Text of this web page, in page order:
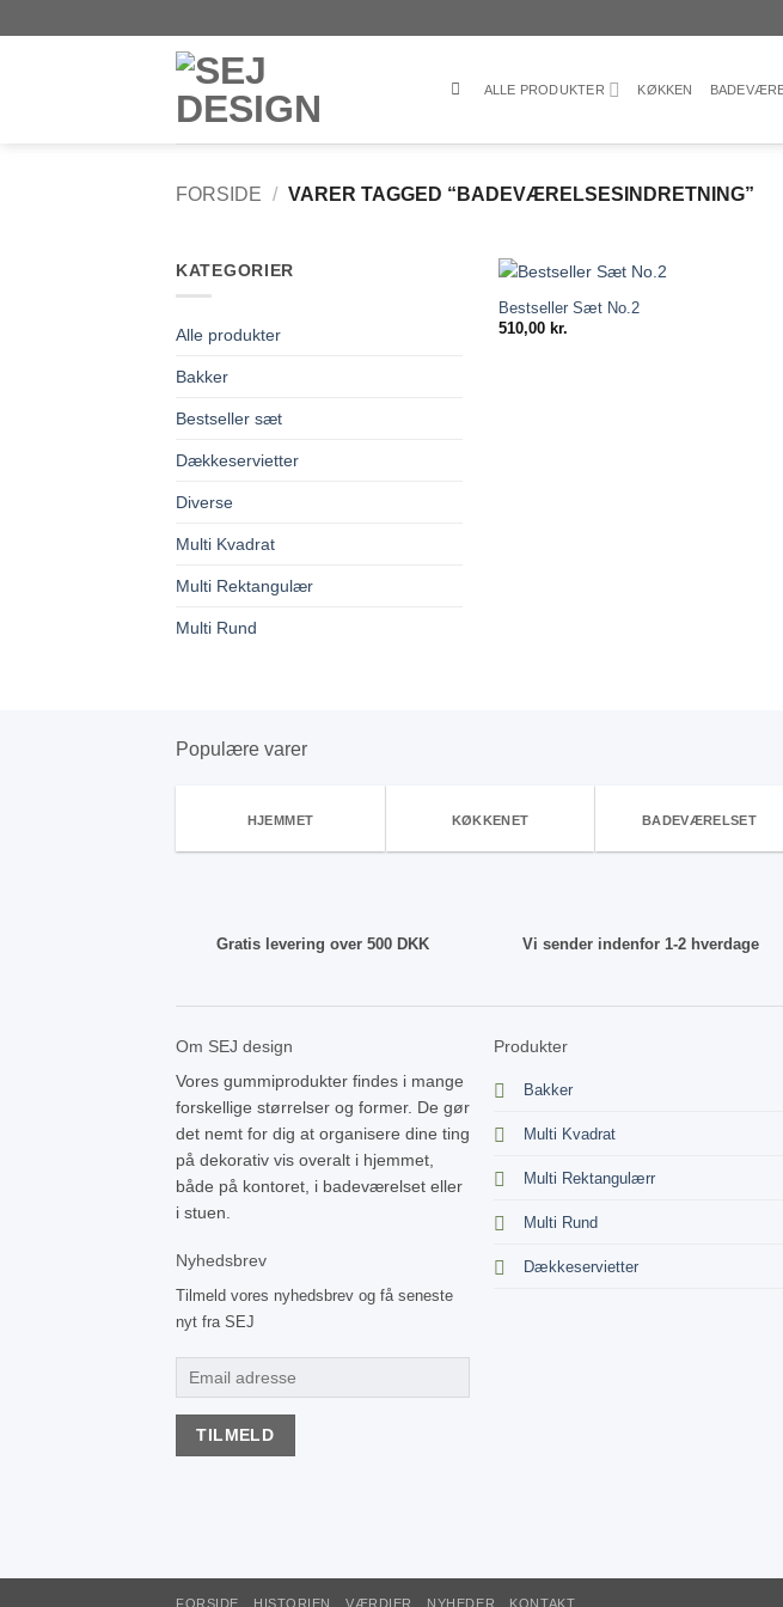
til
ALLE PRODUKTER KØKKEN
FORSIDE / VARER TAGGED “BADEVÆRELSESINDRETNING”
KATEGORIER
Alle produkter
Bakker
Bestseller sæt
Dækkeservietter
Diverse
Multi Kvadrat
Multi Rektangulær
Multi Rund
Bestseller Sæt No.2
510,00 kr.
Populære varer
HJEMMET KØKKENET BADEVÆRELSET
Gratis levering over 500 DKK Vi sender indenfor 1-2 hverdage
Om SEJ design
Vores gummiprodukter findes i mange
forskellige størrelser og former. De gør
det nemt for dig at organisere dine ting
på dekorativ vis overalt i hjemmet,
både på kontoret, i badeværelset eller
i stuen.
Nyhedsbrev
Tilmeld vores nyhedsbrev og få seneste
nyt fra SEJ
Produkter
Bakker
Multi Kvadrat
Multi Rektangulærr
Multi Rund
Dækkeservietter
FORSIDE HISTORIEN VÆRDIER NYHEDER KONTAKT